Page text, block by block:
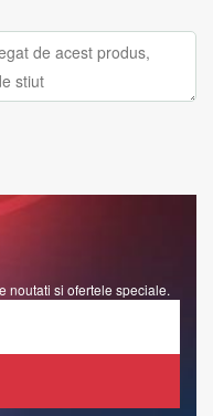
noutati si ofertele speciale.